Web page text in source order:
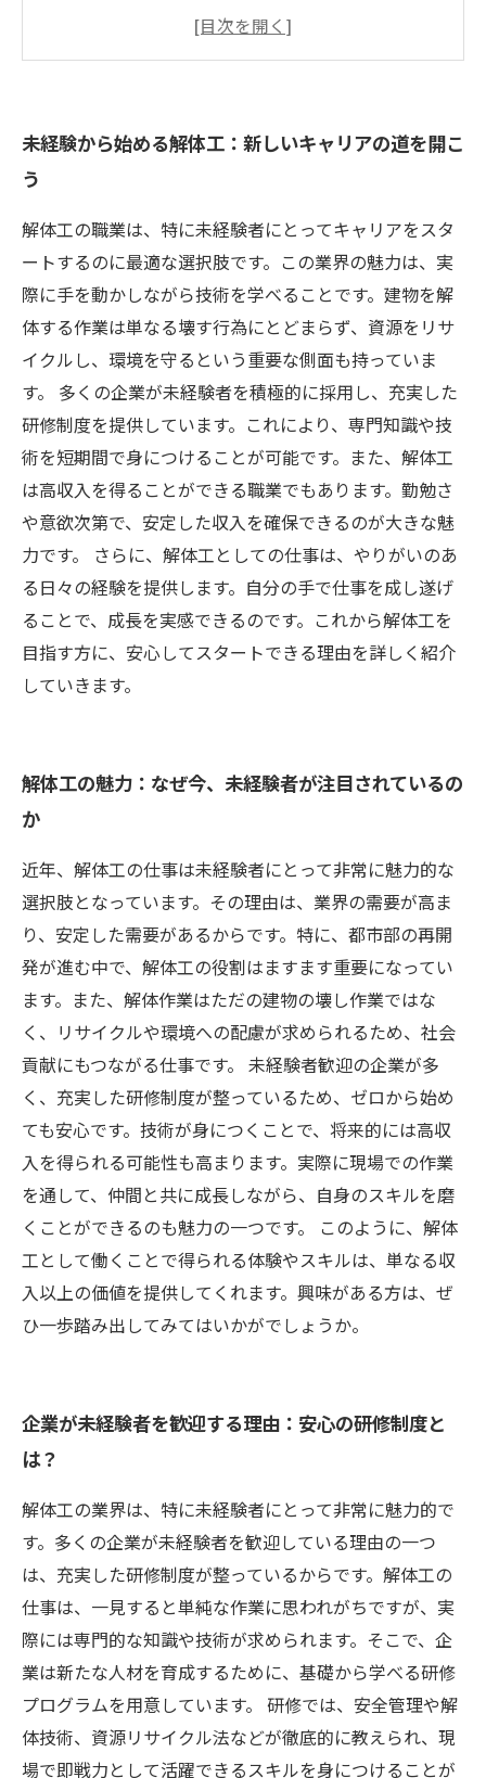
企業が未経験者を歓迎する理由：安心の研修制
う
未経験から始める解体工：新しいキャリアの道を開こ
う
解体工の職業は、特に未経験者にとってキャリアをスタ
ートするのに最適な選択肢です。この業界の魅力は、実
際に手を動かしながら技術を学べることです。建物を解
体する作業は単なる壊す行為にとどまらず、資源をリサ
イクルし、環境を守るという重要な側面も持っていま
す。 多くの企業が未経験者を積極的に採用し、充実した
研修制度を提供しています。これにより、専門知識や技
術を短期間で身につけることが可能です。また、解体工
は高収入を得ることができる職業でもあります。勤勉さ
や意欲次第で、安定した収入を確保できるのが大きな魅
力です。 さらに、解体工としての仕事は、やりがいのあ
る日々の経験を提供します。自分の手で仕事を成し遂げ
ることで、成長を実感できるのです。これから解体工を
目指す方に、安心してスタートできる理由を詳しく紹介
していきます。
解体工の魅力：なぜ今、未経験者が注目されているの
か
近年、解体工の仕事は未経験者にとって非常に魅力的な
選択肢となっています。その理由は、業界の需要が高ま
り、安定した需要があるからです。特に、都市部の再開
発が進む中で、解体工の役割はますます重要になってい
ます。また、解体作業はただの建物の壊し作業ではな
く、リサイクルや環境への配慮が求められるため、社会
貢献にもつながる仕事です。 未経験者歓迎の企業が多
く、充実した研修制度が整っているため、ゼロから始め
ても安心です。技術が身につくことで、将来的には高収
入を得られる可能性も高まります。実際に現場での作業
を通して、仲間と共に成長しながら、自身のスキルを磨
くことができるのも魅力の一つです。 このように、解体
工として働くことで得られる体験やスキルは、単なる収
入以上の価値を提供してくれます。興味がある方は、ぜ
ひ一歩踏み出してみてはいかがでしょうか。
企業が未経験者を歓迎する理由：安心の研修制度と
は？
解体工の業界は、特に未経験者にとって非常に魅力的で
す。多くの企業が未経験者を歓迎している理由の一つ
は、充実した研修制度が整っているからです。解体工の
仕事は、一見すると単純な作業に思われがちですが、実
際には専門的な知識や技術が求められます。そこで、企
業は新たな人材を育成するために、基礎から学べる研修
プログラムを用意しています。 研修では、安全管理や解
体技術、資源リサイクル法などが徹底的に教えられ、現
場で即戦力として活躍できるスキルを身につけることが